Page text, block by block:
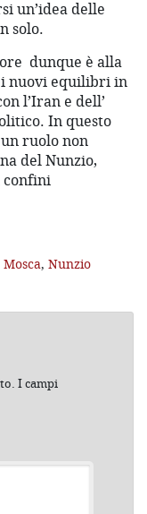
un’idea delle
solo.
dunque è alla
nuovi equilibri in
l’Iran e dell’
In questo
ruolo non
del Nunzio,
confini
Mosca, Nunzio
I campi